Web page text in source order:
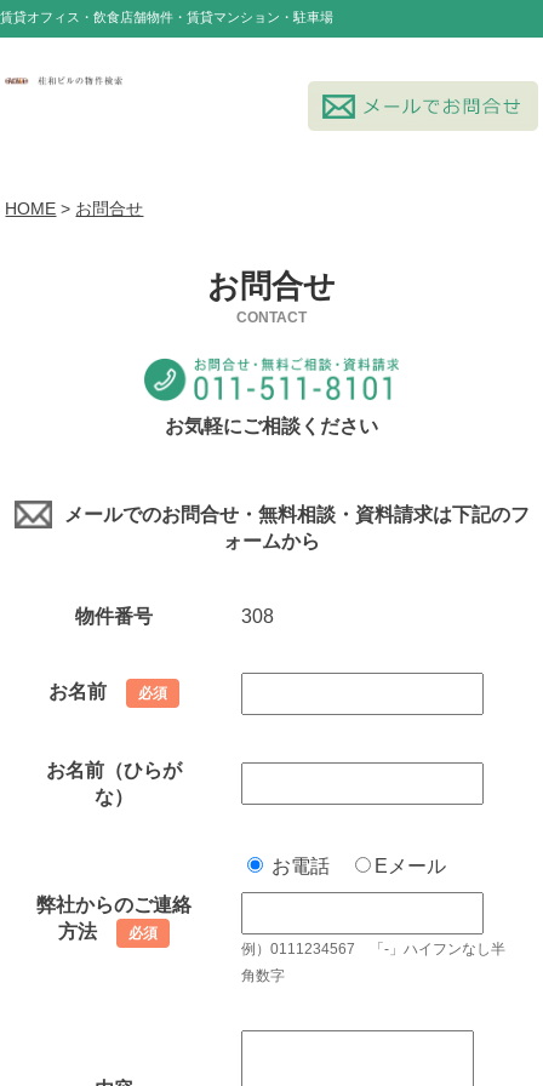
賃貸オフィス・飲食店舗物件・賃貸マンション・駐車場
HOME > お問合せ
お問合せ
CONTACT
お気軽にご相談ください
メールでのお問合せ・無料相談・資料請求は下記のフ
ォームから
物件番号 308
お名前 必須
お名前（ひらが
な）
弊社からのご連絡
方法
必須
お電話 Eメール
例）0111234567 「-」ハイフンなし半
角数字